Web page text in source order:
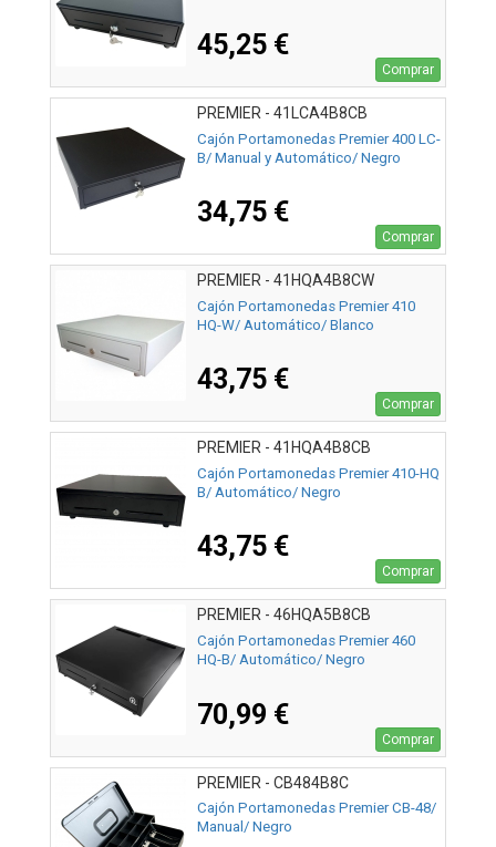
45,25 €
Comprar
PREMIER - 41LCA4B8CB
Cajón Portamonedas Premier 400 LC-
B/ Manual y Automático/ Negro
34,75 €
Comprar
PREMIER - 41HQA4B8CW
Cajón Portamonedas Premier 410
HQ-W/ Automático/ Blanco
43,75 €
Comprar
PREMIER - 41HQA4B8CB
Cajón Portamonedas Premier 410-HQ
B/ Automático/ Negro
43,75 €
Comprar
PREMIER - 46HQA5B8CB
Cajón Portamonedas Premier 460
HQ-B/ Automático/ Negro
70,99 €
Comprar
PREMIER - CB484B8C
Cajón Portamonedas Premier CB-48/
Manual/ Negro